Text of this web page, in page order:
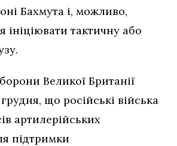
Бахмута і, можливо,
ініціювати тактичну або
Великої Британії
що російські війська
артилерійських
підтримки